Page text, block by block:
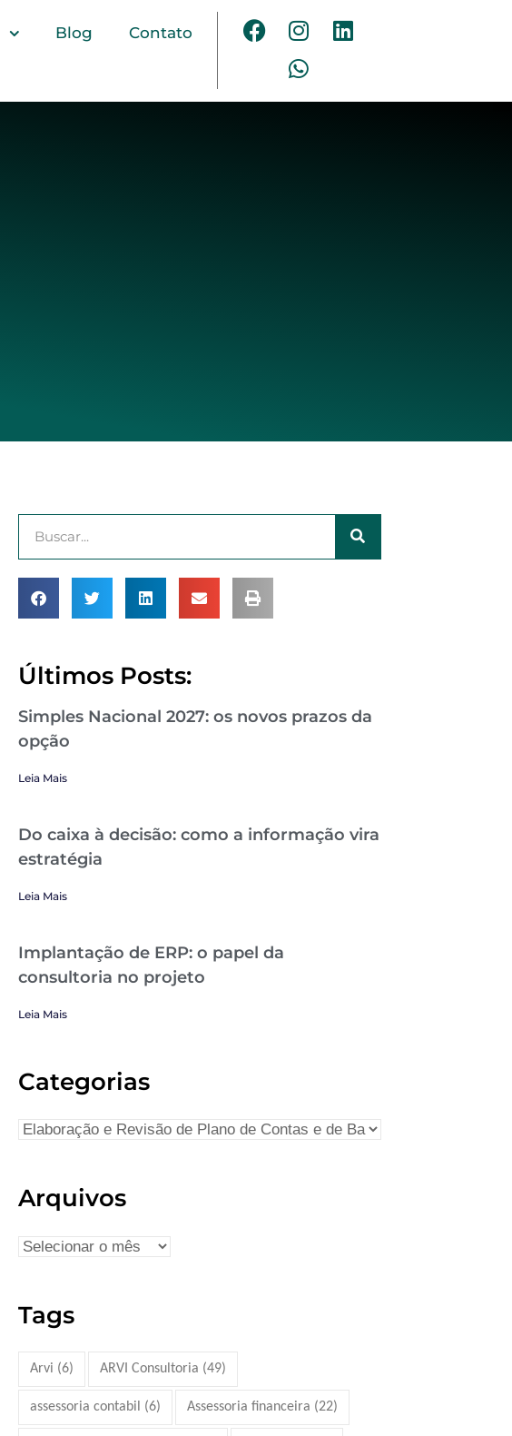
Blog Contato
Últimos Posts:
Simples Nacional 2027: os novos prazos da
opção
Leia Mais
Do caixa à decisão: como a informação vira
estratégia
Leia Mais
Implantação de ERP: o papel da
consultoria no projeto
Leia Mais
Categorias
Arquivos
Tags
Arvi (6) ARVI Consultoria (49)
assessoria contabil (6) Assessoria financeira (22)